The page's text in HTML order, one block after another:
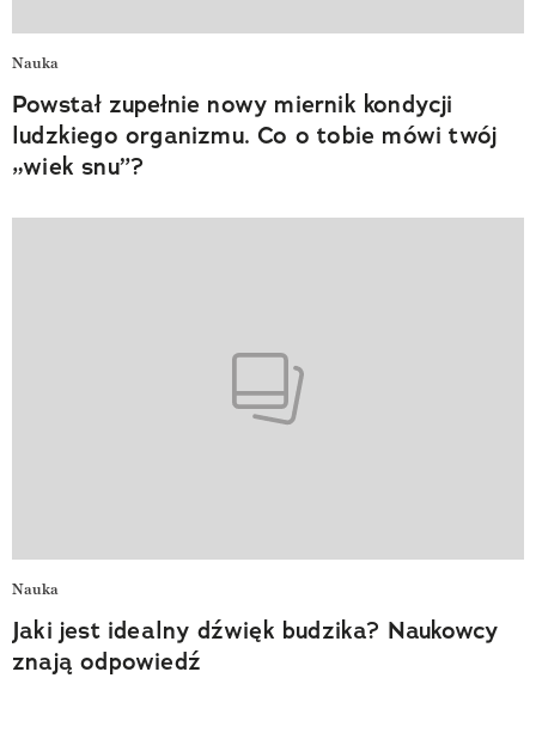
Nauka
Powstał zupełnie nowy miernik kondycji
ludzkiego organizmu. Co o tobie mówi twój
„wiek snu”?
Nauka
Jaki jest idealny dźwięk budzika? Naukowcy
znają odpowiedź